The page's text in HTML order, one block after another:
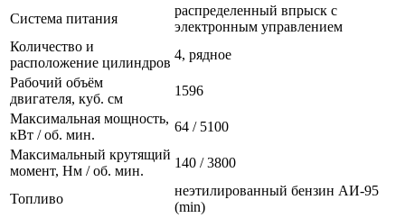
Система питания
распределенный впрыск с
электронным управлением
Количество и
расположение цилиндров
4, рядное
Рабочий объём
двигателя, куб. см
1596
Максимальная мощность,
кВт / об. мин.
64 / 5100
Максимальный крутящий
момент, Нм / об. мин.
140 / 3800
Топливо
неэтилированный бензин АИ-95
(min)